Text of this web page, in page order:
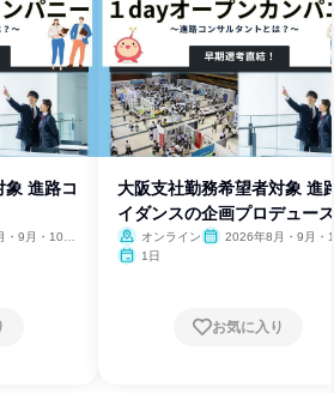
進路コ
・9月・10
大阪支社勤務希望者対象 進
イダンスの企画プロデュー
験
オンライン
2026年8月・9月・
1日
お気に入り